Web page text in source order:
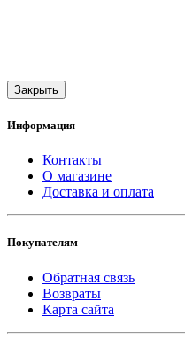
Закрыть
Информация
Контакты
О магазине
Доставка и оплата
Покупателям
Обратная связь
Возвраты
Карта сайта